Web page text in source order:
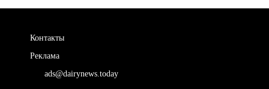
Контакты
Реклама
ads@dairynews.today